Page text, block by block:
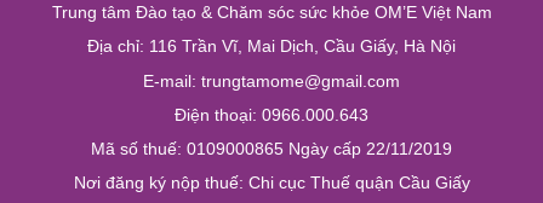
Trung tâm Đào tạo & Chăm sóc sức khỏe OM’E Việt Nam
Địa chỉ: 116 Trần Vĩ, Mai Dịch, Cầu Giấy, Hà Nội
E-mail: trungtamome@gmail.com
Điện thoại: 0966.000.643
Mã số thuế: 0109000865 Ngày cấp 22/11/2019
Nơi đăng ký nộp thuế: Chi cục Thuế quận Cầu Giấy